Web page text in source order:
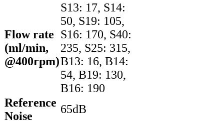
Flow rate
(ml/min,
@400rpm)
S13: 17, S14:
50, S19: 105,
S16: 170, S40:
235, S25: 315,
B13: 16, B14:
54, B19: 130,
B16: 190
Reference
Noise
65dB